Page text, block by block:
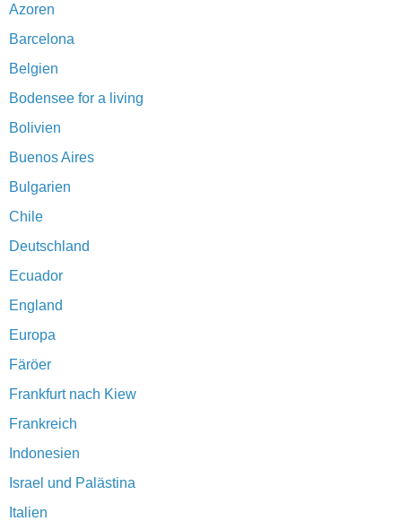
Azoren
Barcelona
Belgien
Bodensee for a living
Bolivien
Buenos Aires
Bulgarien
Chile
Deutschland
Ecuador
England
Europa
Färöer
Frankfurt nach Kiew
Frankreich
Indonesien
Israel und Palästina
Italien